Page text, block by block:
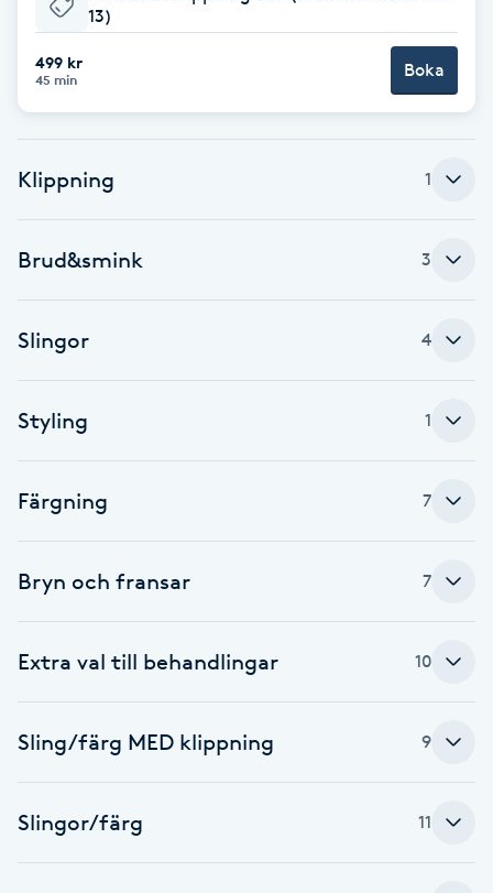
Fet hårbotten
Fettreducering
Fillers
Fotmassage
Fotsvamp
Fransar
Fransfärgning
Fransförlängning
13)
499 kr
45 min Boka
Klippning 1
Brud&smink 3
Slingor 4
Styling 1
Färgning 7
Bryn och fransar 7
Extra val till behandlingar 10
Sling/färg MED klippning 9
Slingor/färg 11